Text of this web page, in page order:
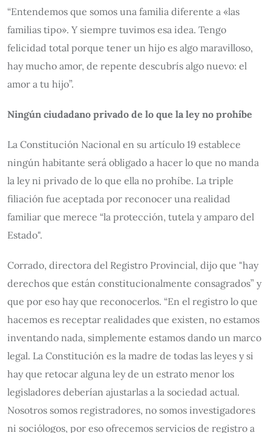
“Entendemos que somos una familia diferente a «las
familias tipo». Y siempre tuvimos esa idea. Tengo
felicidad total porque tener un hijo es algo maravilloso,
hay mucho amor, de repente descubrís algo nuevo: el
amor a tu hijo”.
Ningún ciudadano privado de lo que la ley no prohíbe
La Constitución Nacional en su artículo 19 establece
ningún habitante será obligado a hacer lo que no manda
la ley ni privado de lo que ella no prohíbe. La triple
filiación fue aceptada por reconocer una realidad
familiar que merece “la protección, tutela y amparo del
Estado".
Corrado, directora del Registro Provincial, dijo que "hay
derechos que están constitucionalmente consagrados” y
que por eso hay que reconocerlos. “En el registro lo que
hacemos es receptar realidades que existen, no estamos
inventando nada, simplemente estamos dando un marco
legal. La Constitución es la madre de todas las leyes y si
hay que retocar alguna ley de un estrato menor los
legisladores deberían ajustarlas a la sociedad actual.
Nosotros somos registradores, no somos investigadores
ni sociólogos, por eso ofrecemos servicios de registro a